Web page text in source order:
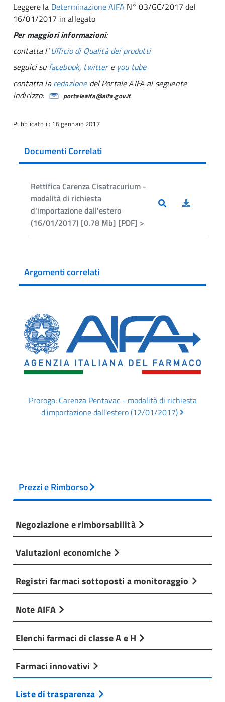
Leggere la Determinazione AIFA N° 03/GC/2017 del
16/01/2017 in allegato
Per maggiori informazioni:
contatta l'Ufficio di Qualità dei prodotti
seguici sufacebook, twittere you tube
contatta laredazionedel Portale AIFA al seguente
indirizzo:
portaleaifa@aifa.gov.it
Pubblicato il: 16 gennaio 2017
Documenti Correlati
Rettifica Carenza Cisatracurium -
modalità di richiesta
d'importazione dall'estero
(16/01/2017) [0.78 Mb] [PDF] >
Argomenti correlati
Proroga: Carenza Pentavac - modalità di richiesta
d'importazione dall'estero (12/01/2017)
Prezzi e Rimborso
Negoziazione e rimborsabilità
Valutazioni economiche
Registri farmaci sottoposti a monitoraggio
Note AIFA
Elenchi farmaci di classe A e H
Farmaci innovativi
Liste di trasparenza